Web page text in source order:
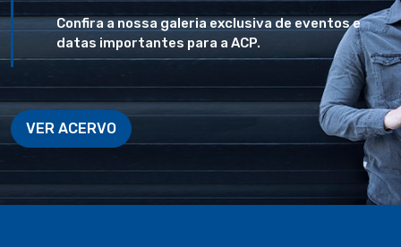
Confira a nossa galeria exclusiva de eventos e
datas importantes para a ACP.
VER ACERVO